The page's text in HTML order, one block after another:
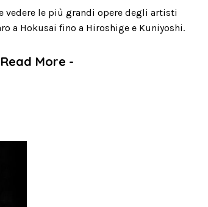
vedere le più grandi opere degli artisti
a Hokusai fino a Hiroshige e Kuniyoshi.
Read More -